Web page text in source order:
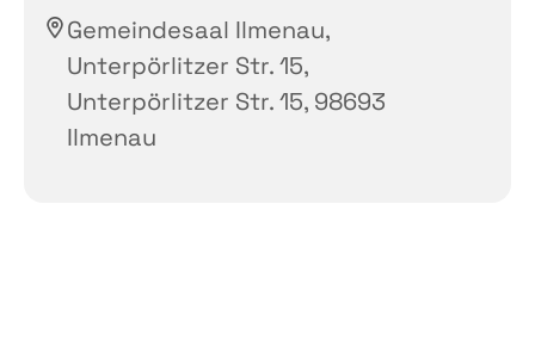
Gemeindesaal Ilmenau,
Unterpörlitzer Str. 15,
Unterpörlitzer Str. 15, 98693
Ilmenau